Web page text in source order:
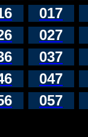
017
027
037
047
057